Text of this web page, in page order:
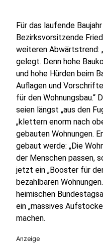
Für das laufende
Bezirksvorsitzende
weiteren Abwärtstrend:
gelegt. Denn hohe
und hohe Hürden beim
Auflagen und
für den Wohnungsbau.“
seien längst „aus den
„klettern enorm nach
gebauten Wohnungen.
gebaut werde: „Die
der Menschen passen,
jetzt ein „Booster für
bezahlbaren
heimischen
ein „massives
machen.
Anzeige